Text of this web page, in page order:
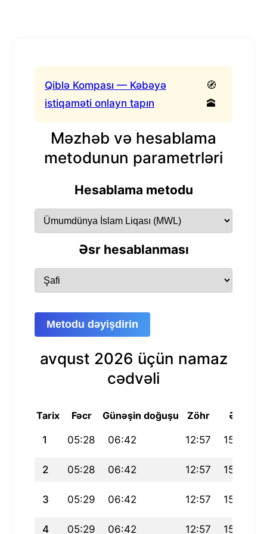
Qiblə Kompası — Kəbəyə
istiqaməti onlayn tapın
🧭
🕋
Məzhəb və hesablama
metodunun parametrləri
Hesablama metodu
Əsr hesablanması
Metodu dəyişdirin
avqust 2026 üçün namaz
cədvəli
Tarix Fəcr Günəşin doğuşu Zöhr Əsr
1 05:28 06:42 12:57 15:37
2 05:28 06:42 12:57 15:38
3 05:29 06:42 12:57 15:39
4 05:29 06:42 12:57 15:40